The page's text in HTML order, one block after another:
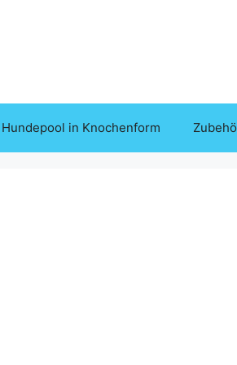
Hundepool in Knochenform